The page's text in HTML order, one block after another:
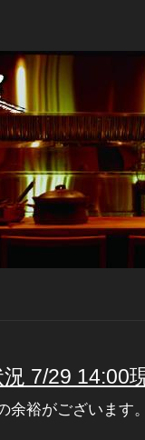
7/29 14:00
余裕がございます